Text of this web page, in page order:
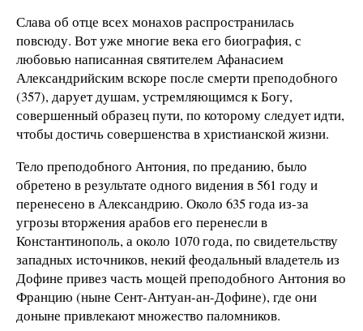
Слава об отце всех монахов распространилась
повсюду. Вот уже многие века его биография, с
любовью написанная святителем Афанасием
Александрийским вскоре после смерти преподобного
(357), дарует душам, устремляющимся к Богу,
совершенный образец пути, по которому следует идти,
чтобы достичь совершенства в христианской жизни.
Тело преподобного Антония, по преданию, было
обретено в результате одного видения в 561 году и
перенесено в Александрию. Около 635 года из-за
угрозы вторжения арабов его перенесли в
Константинополь, а около 1070 года, по свидетельству
западных источников, некий феодальный владетель из
Дофине привез часть мощей преподобного Антония во
Францию (ныне Сент-Антуан-ан-Дофине), где они
доныне привлекают множество паломников.